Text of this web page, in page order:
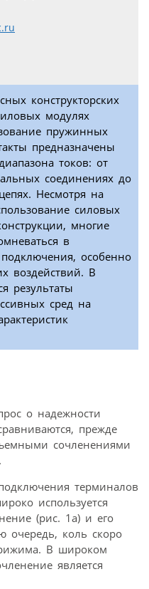
конструкторских
модулях
пружинных
предназначены
токов: от
соединениях до
Несмотря на
силовых
многие
в
особенно
воздействий. В
результаты
сред на
о надежности
прежде
сочленениями
терминалов
используется
(рис. 1а) и его
очередь, коль скоро
В широком
является